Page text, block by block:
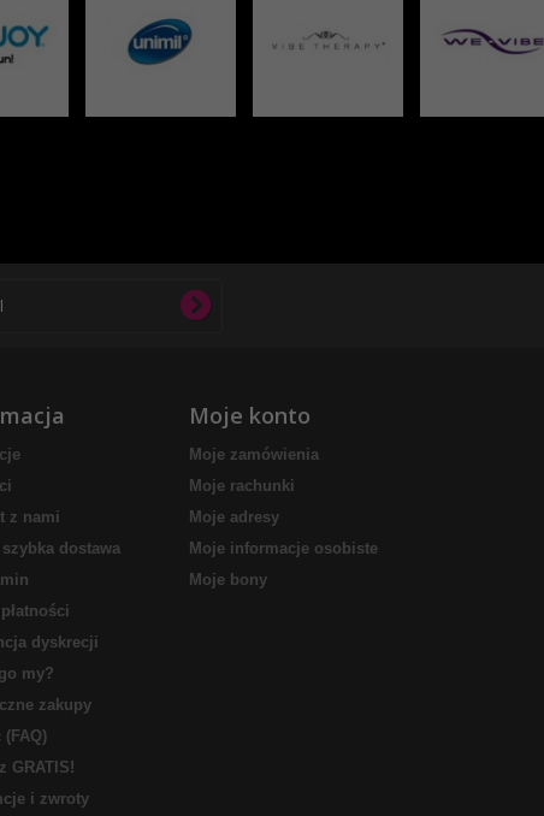
z nami
dostawa
dyskrecji
my?
zakupy
(FAQ)
GRATIS!
i zwroty
Moje konto
Moje zamówienia
Moje rachunki
Moje adresy
Moje informacje osobiste
Moje bony